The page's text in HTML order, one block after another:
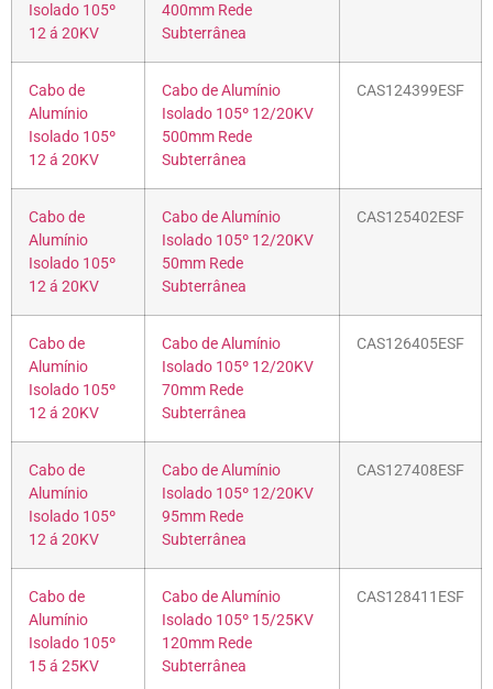
Isolado 105º
12 á 20KV
400mm Rede
Subterrânea
Cabo de
Alumínio
Isolado 105º
12 á 20KV
Cabo de Alumínio
Isolado 105º 12/20KV
500mm Rede
Subterrânea
CAS124399ESF
Cabo de
Alumínio
Isolado 105º
12 á 20KV
Cabo de Alumínio
Isolado 105º 12/20KV
50mm Rede
Subterrânea
CAS125402ESF
Cabo de
Alumínio
Isolado 105º
12 á 20KV
Cabo de Alumínio
Isolado 105º 12/20KV
70mm Rede
Subterrânea
CAS126405ESF
Cabo de
Alumínio
Isolado 105º
12 á 20KV
Cabo de Alumínio
Isolado 105º 12/20KV
95mm Rede
Subterrânea
CAS127408ESF
Cabo de
Alumínio
Isolado 105º
15 á 25KV
Cabo de Alumínio
Isolado 105º 15/25KV
120mm Rede
Subterrânea
CAS128411ESF